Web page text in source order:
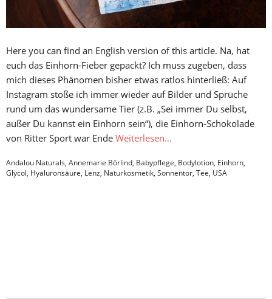
Here you can find an English version of this article. Na, hat
euch das Einhorn-Fieber gepackt? Ich muss zugeben, dass
mich dieses Phänomen bisher etwas ratlos hinterließ: Auf
Instagram stoße ich immer wieder auf Bilder und Sprüche
rund um das wundersame Tier (z.B. „Sei immer Du selbst,
außer Du kannst ein Einhorn sein“), die Einhorn-Schokolade
von Ritter Sport war Ende Weiterlesen…
Andalou Naturals, Annemarie Börlind, Babypflege, Bodylotion, Einhorn,
Glycol, Hyaluronsäure, Lenz, Naturkosmetik, Sonnentor, Tee, USA